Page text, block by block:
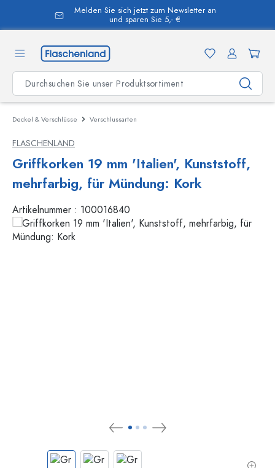
springen
Melden Sie sich jetzt zum Newsletter an
und sparen Sie 5,- €
Deckel & Verschlüsse Verschlussarten
FLASCHENLAND
Griffkorken 19 mm 'Italien', Kunststoff,
mehrfarbig, für Mündung: Kork
Artikelnummer : 100016840